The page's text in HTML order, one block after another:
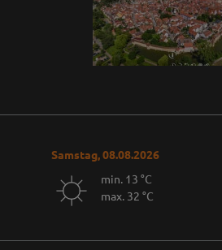
Samstag, 08.08.2026
min. 13 °C
max. 32 °C